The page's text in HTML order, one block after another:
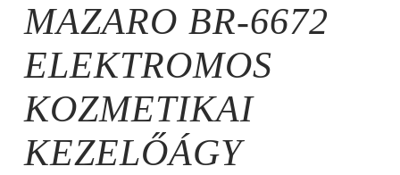
MAZARO BR-6672
ELEKTROMOS
KOZMETIKAI
KEZELŐÁGY